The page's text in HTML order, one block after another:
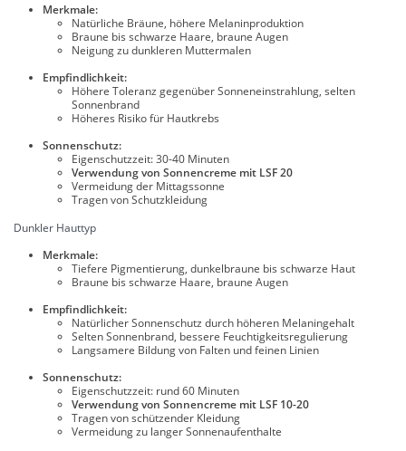
Merkmale:
Natürliche Bräune, höhere Melaninproduktion
Braune bis schwarze Haare, braune Augen
Neigung zu dunkleren Muttermalen
Empfindlichkeit:
Höhere Toleranz gegenüber Sonneneinstrahlung, selten
Sonnenbrand
Höheres Risiko für Hautkrebs
Sonnenschutz:
Eigenschutzzeit: 30-40 Minuten
Verwendung von Sonnencreme mit LSF 20
Vermeidung der Mittagssonne
Tragen von Schutzkleidung
Dunkler Hauttyp
Merkmale:
Tiefere Pigmentierung, dunkelbraune bis schwarze Haut
Braune bis schwarze Haare, braune Augen
Empfindlichkeit:
Natürlicher Sonnenschutz durch höheren Melaningehalt
Selten Sonnenbrand, bessere Feuchtigkeitsregulierung
Langsamere Bildung von Falten und feinen Linien
Sonnenschutz:
Eigenschutzzeit: rund 60 Minuten
Verwendung von Sonnencreme mit LSF 10-20
Tragen von schützender Kleidung
Vermeidung zu langer Sonnenaufenthalte